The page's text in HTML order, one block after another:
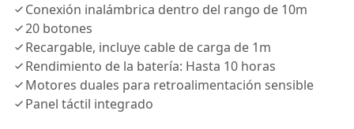
Conexión inalámbrica dentro del rango de 10m
20 botones
Recargable, incluye cable de carga de 1m
Rendimiento de la batería: Hasta 10 horas
Motores duales para retroalimentación sensible
Panel táctil integrado